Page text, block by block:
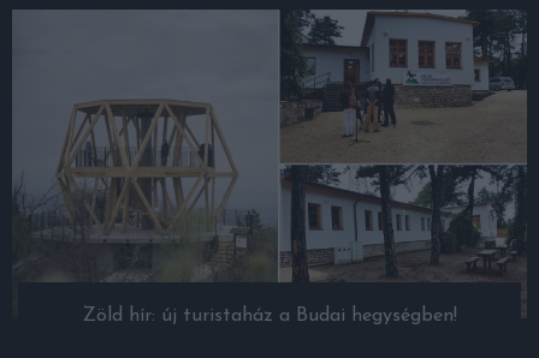
Zöld hír: új turistaház a Budai hegységben!